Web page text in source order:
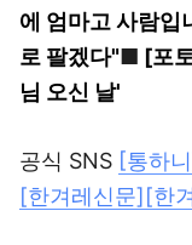
에 엄마고 사람입
로 팔겠다"■ [포
님 오신 날'
공식 SNS [통하
[한겨레신문] [한